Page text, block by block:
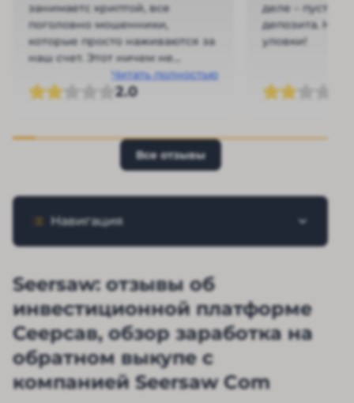
занимаетс криптой, все
поголовно мошенники,
которые просто наживаются за
наш счет. Этот ничем не
отличается от нихЧитать полностью
2.0
деле – пустые
депозита. Не
уловки!
Все отзывы
Навигация
Seersaw: отзывы об
инвестиционной платформе
Сеерсав, обзор заработка на
обратном выкупе с
компанией Seersaw Com